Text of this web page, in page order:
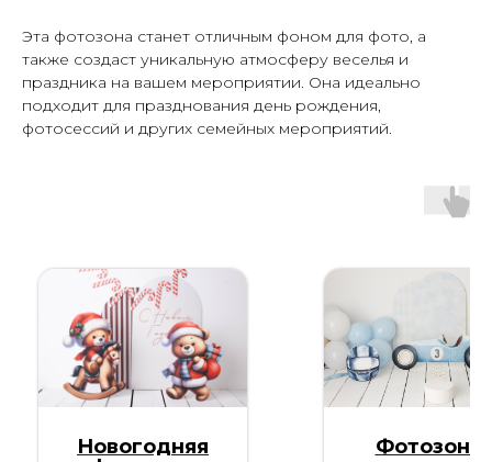
Эта фотозона станет отличным фоном для фото, а
также создаст уникальную атмосферу веселья и
праздника на вашем мероприятии. Она идеально
подходит для празднования день рождения,
фотосессий и других семейных мероприятий.
Новогодняя
Фотозона